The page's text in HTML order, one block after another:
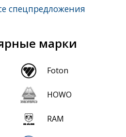
спецпредложения
марки
Foton
HOWO
RAM